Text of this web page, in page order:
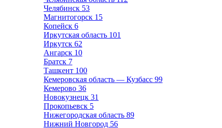
Челябинск 53
Магнитогорск 15
Копейск 6
Иркутская область 101
Иркутск 62
Ангарск 10
Братск 7
Ташкент 100
Кемеровская область — Кузбасс 99
Кемерово 36
Новокузнецк 31
Прокопьевск 5
Нижегородская область 89
Нижний Новгород 56